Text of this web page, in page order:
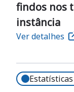
findos nos
instância
Ver detalhes